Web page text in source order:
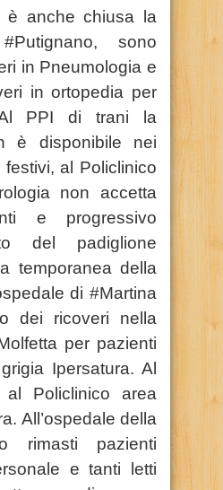
è anche chiusa la
sono
in Pneumologia e
in ortopedia per
PPI di trani la
è disponibile nei
al Policlinico
non accetta
e progressivo
del padiglione
temporanea della
di #Martina
dei ricoveri nella
per pazienti
Ipersatura. Al
Policlinico area
All’ospedale della
rimasti pazienti
e tanti letti